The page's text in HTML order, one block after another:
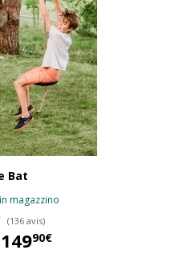
Bat
magazzino
(136 avis)
14990€